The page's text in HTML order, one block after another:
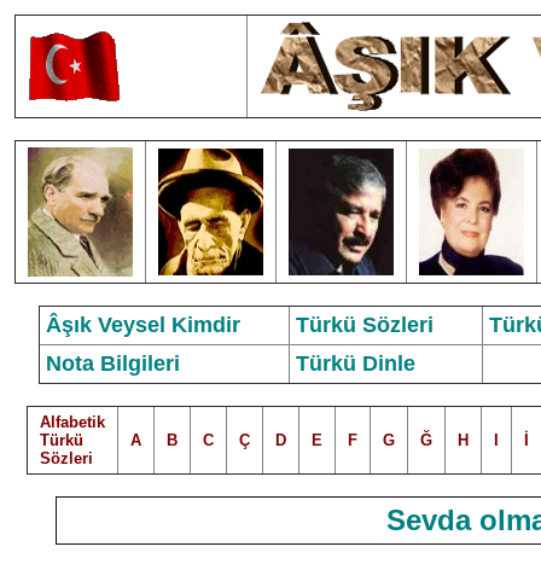
Âşık Veysel Kimdir Türkü Sözleri
Nota Bilgileri
Türkü Dinle
Alfabetik
Türkü
Sözleri
A B C Ç D E F G Ğ H
Sevda